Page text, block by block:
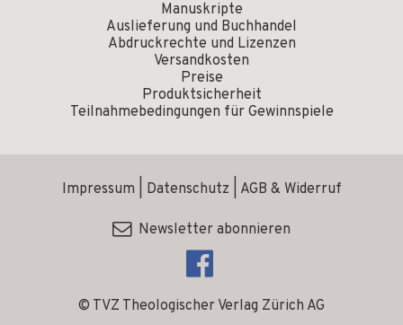
Manuskripte
Auslieferung und Buchhandel
Abdruckrechte und Lizenzen
Versandkosten
Preise
Produktsicherheit
Teilnahmebedingungen für Gewinnspiele
© TVZ Theologischer Verlag Zürich AG
Impressum Datenschutz AGB & Widerruf
Newsletter abonnieren